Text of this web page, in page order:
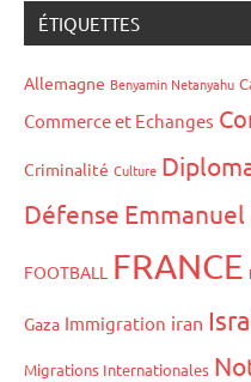
ÉTIQUETTES
Allemagne Benyamin Netanyahu
Commerce et Echanges
Criminalité Culture
Défense
FOOTBALL FRANCE
Gaza Immigration iran
Migrations Internationales